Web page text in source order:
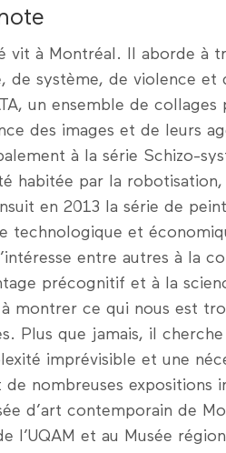
vit à Montréal. Il aborde à
de système, de violence
un ensemble de
des images et de leurs
à la série Schizo-
habitée par la
en 2013 la série de
technologique et
entre autres à la
précognitif et à la
montrer ce qui nous est
Plus que jamais, il
imprévisible et une
nombreuses expositions
d’art contemporain de
l’UQAM et au Musée